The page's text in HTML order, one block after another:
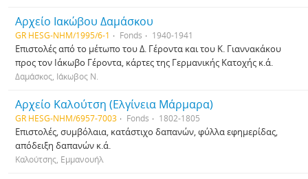
Αρχείο Ιακώβου Δαμάσκου
GR HESG-NHM/1995/6-1 Fonds 1940-1941
Επιστολές από το μέτωπο του Δ. Γέροντα και του Κ. Γιαννακάκου
προς τον Ιάκωβο Γέροντα, κάρτες της Γερμανικής Κατοχής κ.ά.
Δαμάσκος, Ιάκωβος Ν.
Αρχείο Καλούτση (Ελγίνεια Μάρμαρα)
GR HESG-NHM/6957-7003 Fonds 1802-1805
Επιστολές, συμβόλαια, κατάστιχο δαπανών, φύλλα εφημερίδας,
απόδειξη δαπανών κ.ά.
Καλούτσης, Εμμανουήλ